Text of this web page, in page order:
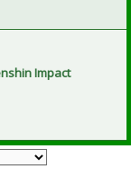
Impact